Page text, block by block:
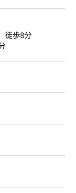
徒歩8分